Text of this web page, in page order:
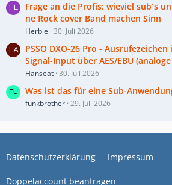
Frage an die Profis: wieviel sub´s
ne Rock cover Band machen Sinn
Herbie 30. Juli 2026
PSSO DXO-26 Pro -
Signal-Input über AES/EBU
Hanseat 30. Juli 2026
Was ist das für eine Sub-
funkbrother 29. Juli 2026
Datenschutzerklärung Impressum
Doppelaccount beantragen